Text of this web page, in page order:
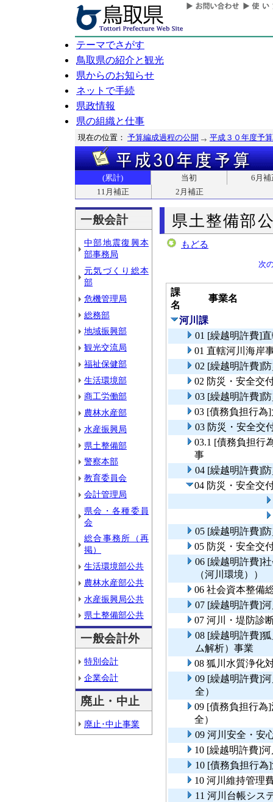
テーマでさがす
鳥取県の紹介と観光
県からのお知らせ
ネットで手続
県政情報
県の組織と仕事
現在の位置： 予算編成過程の公開 平成３０年度予算
(累計) 当初
6月補
11月補正
2月補正
一般会計
中部地震復興本
部事務局
元気づくり総本
部
危機管理局
総務部
地域振興部
観光交流局
福祉保健部
生活環境部
商工労働部
農林水産部
水産振興局
県土整備部
警察本部
教育委員会
会計管理局
県会・各種委員
会
総合事務所（再
掲）
生活環境部公共
農林水産部公共
水産振興局公共
県土整備部公共
一般会計外
特別会計
企業会計
廃止・中止
廃止･中止事業
県土整備部
もどる
次
課
名
事業名
河川課
01 [繰越明許費]
01 直轄河川海岸
02 [繰越明許費]
02 防災・安全交
03 [繰越明許費]
03 [債務負担行
03 防災・安全交
03.1 [債務負担行
事
04 [繰越明許費]
04 防災・安全交
05 [繰越明許費]
05 防災・安全交
06 [繰越明許費]
（河川環境））
06 社会資本整備
07 [繰越明許費]
07 河川・堤防診
08 [繰越明許費]
ム解析）事業
08 狐川水質浄化
09 [繰越明許費]
全）
09 [債務負担行為
全）
09 河川安全・
10 [繰越明許費]
10 [債務負担行為
10 河川維持管理
11 河川台帳シス